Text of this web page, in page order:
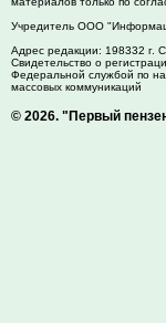
Учредитель ООО
Адрес редакции: 198332 г.
Свидетельство о
Федеральной службой по
массовых коммуникаций
© 2026. "Первый